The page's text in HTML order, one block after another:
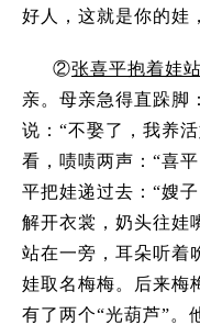
好人，这就是你的娃
②张喜平抱着娃
亲。母亲急得直跺脚：
说： “不娶了，我养活
看，啧啧两声： “喜
平把娃递过去： “嫂
解开衣裳，奶头往娃
站在一旁，耳朵听着
娃取名梅梅。后来梅
有了两个“光葫芦”。